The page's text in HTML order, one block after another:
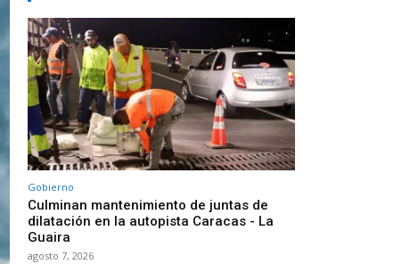
Gobierno
Culminan mantenimiento de juntas de
dilatación en la autopista Caracas - La
Guaira
agosto 7, 2026